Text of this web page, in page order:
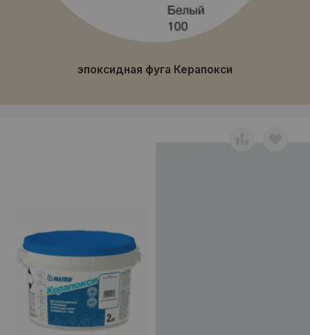
эпоксидная фуга Керапокси